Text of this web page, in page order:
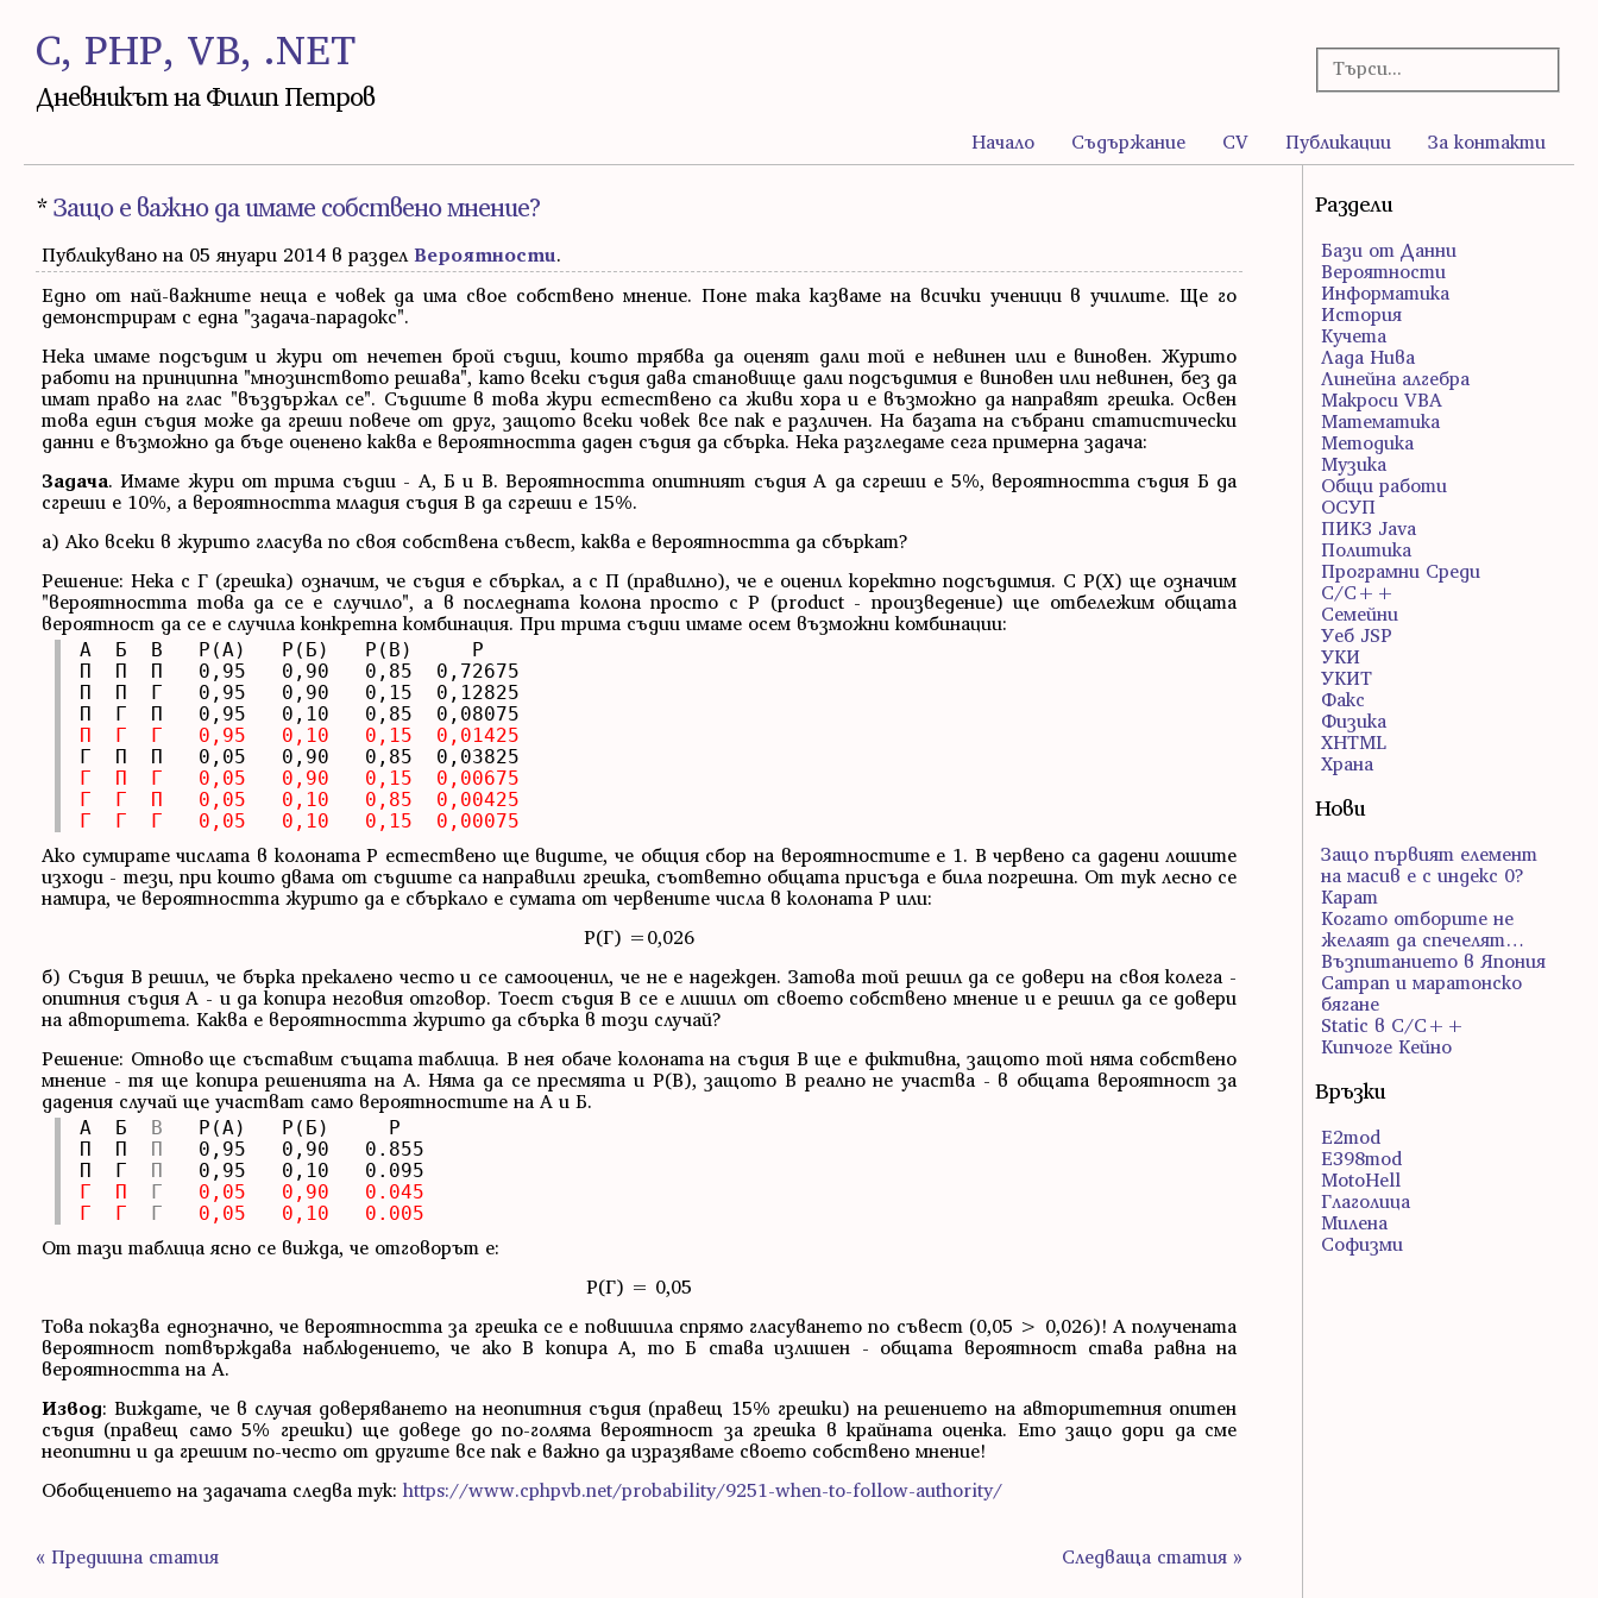
C, PHP, VB, .NET
Дневникът на Филип Петров
Начало Съдържание CV Публикации За контакти
*Защо е важно да имаме собствено мнение?
Публикувано на 05 януари 2014 в раздел Вероятности.
Едно от най-важните неща е човек да има свое собствено мнение. Поне така казваме на всички ученици в училите. Ще го
демонстрирам с една "задача-парадокс".
Нека имаме подсъдим и жури от нечетен брой съдии, които трябва да оценят дали той е невинен или е виновен. Журито
работи на принципна "мнозинството решава", като всеки съдия дава становище дали подсъдимия е виновен или невинен, без да
имат право на глас "въздържал се". Съдиите в това жури естествено са живи хора и е възможно да направят грешка. Освен
това един съдия може да греши повече от друг, защото всеки човек все пак е различен. На базата на събрани статистически
данни е възможно да бъде оценено каква е вероятността даден съдия да сбърка. Нека разгледаме сега примерна задача:
Задача. Имаме жури от трима съдии - А, Б и В. Вероятността опитният съдия А да сгреши е 5%, вероятността съдия Б да
сгреши е 10%, а вероятността младия съдия В да сгреши е 15%.
а) Ако всеки в журито гласува по своя собствена съвест, каква е вероятността да сбъркат?
Решение: Нека с Г (грешка) означим, че съдия е сбъркал, а с П (правилно), че е оценил коректно подсъдимия. С P(X) ще означим
"вероятността това да се е случило", а в последната колона просто с P (product - произведение) ще отбележим общата
вероятност да се е случила конкретна комбинация. При трима съдии имаме осем възможни комбинации:
A  Б  B   P(A)   P(Б)   P(B)     P
П  П  П   0,95   0,90   0,85  0,72675
П  П  Г   0,95   0,90   0,15  0,12825
П  Г  Г   0,95   0,10   0,15  0,01425
Г  П  Г   0,05   0,90   0,15  0,00675
Г  Г  П   0,05   0,10   0,85  0,00425
Г  Г  Г   0,05   0,10   0,15  0,00075
Ако сумирате числата в колоната P естествено ще видите, че общия сбор на вероятностите е 1. В червено са дадени лошите
изходи - тези, при които двама от съдиите са направили грешка, съответно общата присъда е била погрешна. От тук лесно се
намира, че вероятността журито да е сбъркало е сумата от червените числа в колоната P или:
P(Г) =0,026
б) Съдия В решил, че бърка прекалено често и се самооценил, че не е надежден. Затова той решил да се довери на своя колега -
опитния съдия А - и да копира неговия отговор. Тоест съдия В се е лишил от своето собствено мнение и е решил да се довери
на авторитета. Каква е вероятността журито да сбърка в този случай?
Решение: Отново ще съставим същата таблица. В нея обаче колоната на съдия В ще е фиктивна, защото той няма собствено
мнение - тя ще копира решенията на А. Няма да се пресмята и P(B), защото В реално не участва - в общата вероятност за
дадения случай ще участват само вероятностите на А и Б.
A  Б B
   P(A)   P(Б)     P
П  П
П
   0,95   0,90   0.855
П  Г
П
Г  П
Г
0,05   0,90   0.045
Г  Г
Г
От тази таблица ясно се вижда, че отговорът е:
P(Г) = 0,05
Това показва еднозначно, че вероятността за грешка се е повишила спрямо гласуването по съвест (0,05 > 0,026)! А получената
вероятност потвърждава наблюдението, че ако В копира А, то Б става излишен - общата вероятност става равна на
вероятността на А.
Извод: Виждате, че в случая доверяването на неопитния съдия (правещ 15% грешки) на решението на авторитетния опитен
съдия (правещ само 5% грешки) ще доведе до по-голяма вероятност за грешка в крайната оценка. Ето защо дори да сме
неопитни и да грешим по-често от другите все пак е важно да изразяваме своето собствено мнение!
Обобщението на задачата следва тук: https://www.cphpvb.net/probability/9251-when-to-follow-authority/
« Предишна статия Следваща статия »
Раздели
Бази от Данни
Вероятности
Информатика
История
Кучета
Лада Нива
Линейна алгебра
Макроси VBA
Математика
Методика
Музика
Общи работи
ОСУП
ПИК3 Java
Политика
Програмни Среди
С/С++
Семейни
Уеб JSP
УКИ
УКИТ
Факс
Физика
ХHTML
Храна
Нови
Защо първият елемент
на масив е с индекс 0?
Карат
Когато отборите не
желаят да спечелят…
Възпитанието в Япония
Сатрап и маратонско
бягане
Static в C/C++
Кипчоге Кейно
Връзки
E2mod
E398mod
MotoHell
Глаголица
Милена
Софизми